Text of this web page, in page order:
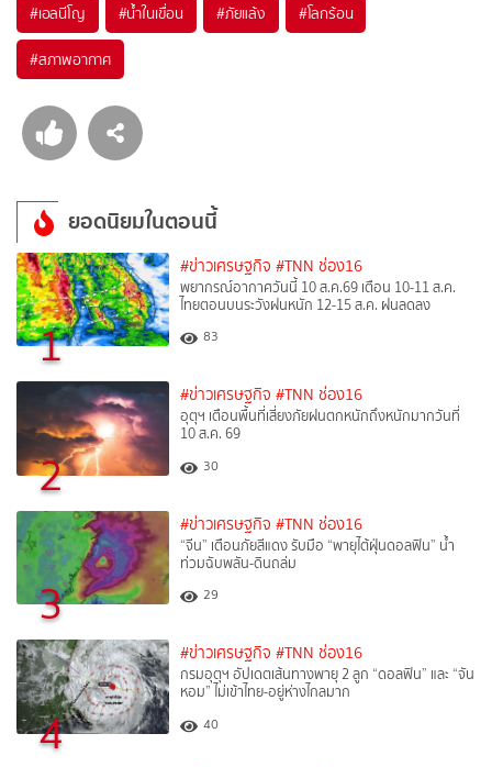
#เอลนีโญ #น้ำในเขื่อน #ภัยแล้ง #โลกร้อน
#สภาพอากาศ
ยอดนิยมในตอนนี้
1
#ข่าวเศรษฐกิจ #TNN ช่อง16
พยากรณ์อากาศวันนี้ 10 ส.ค.69 เตือน 10-11 ส.ค.
ไทยตอนบนระวังฝนหนัก 12-15 ส.ค. ฝนลดลง
83
2
#ข่าวเศรษฐกิจ #TNN ช่อง16
อุตุฯ เตือนพื้นที่เสี่ยงภัยฝนตกหนักถึงหนักมากวันที่
10 ส.ค. 69
30
3
#ข่าวเศรษฐกิจ #TNN ช่อง16
“จีน” เตือนภัยสีแดง รับมือ “พายุไต้ฝุ่นดอลฟิน” น้ำ
ท่วมฉับพลัน-ดินถล่ม
29
4
#ข่าวเศรษฐกิจ #TNN ช่อง16
กรมอุตุฯ อัปเดตเส้นทางพายุ 2 ลูก “ดอลฟิน” และ “จัน
หอม” ไม่เข้าไทย-อยู่ห่างไกลมาก
40